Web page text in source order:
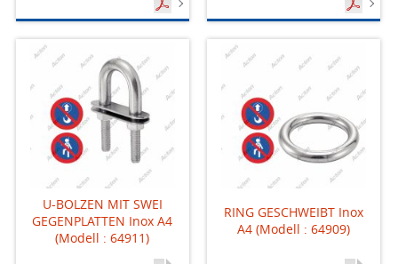
U-BOLZEN MIT SWEI
GEGENPLATTEN Inox A4
(Modell : 64911)
RING GESCHWEIBT Inox
A4 (Modell : 64909)